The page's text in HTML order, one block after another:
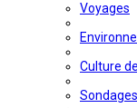
Voyages
Culture